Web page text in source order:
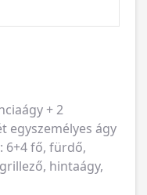
+ 2
egyszemélyes ágy
6+4 fő, fürdő,
hintaágy,